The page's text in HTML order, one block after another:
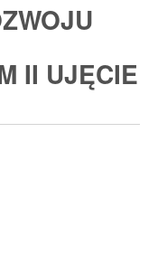
II UJĘCIE